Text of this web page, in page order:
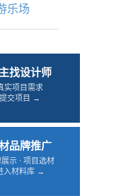
乐场
找设计师
实项目需求
提交项目 →
品牌推广
示 · 项目选材
入材料库 →